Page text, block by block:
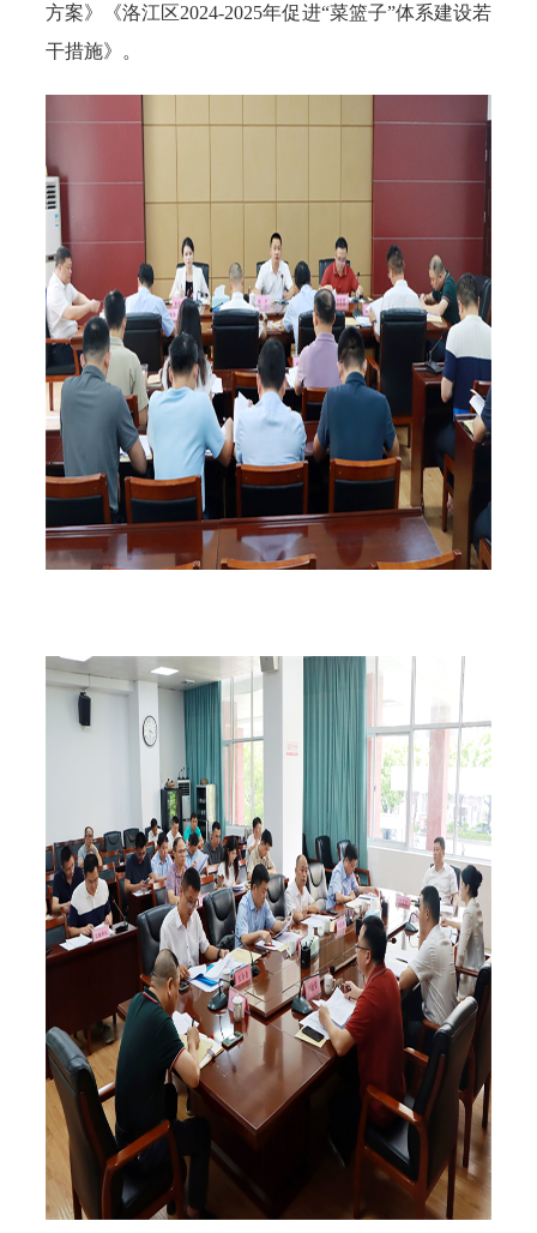
方案》《洛江区2024-2025年促进“菜篮子”体系建设若
干措施》。